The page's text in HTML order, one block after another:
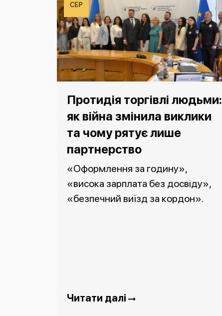
СЕР
Протидія торгівлі людьми:
як війна змінила виклики
та чому рятує лише
партнерство
«Оформлення за годину»,
«висока зарплата без досвіду»,
«безпечний виїзд за кордон».
Читати далі